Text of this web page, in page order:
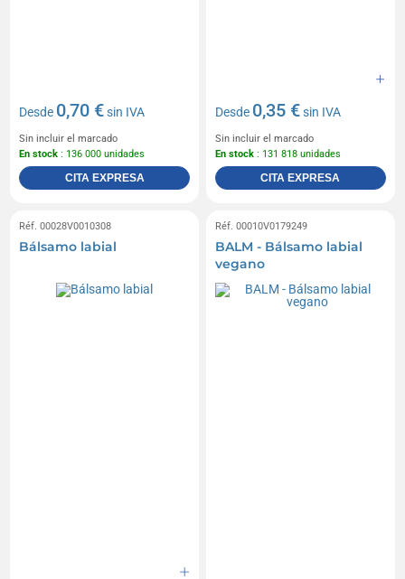
Desde 0,70 €sin IVA
Sin incluir el marcado
En stock : 136 000 unidades
CITA EXPRESA
Desde 0,35 €sin IVA
Sin incluir el marcado
En stock : 131 818 unidades
CITA EXPRESA
Réf. 00028V0010308
Bálsamo labial
Réf. 00010V0179249
BALM - Bálsamo labial
vegano